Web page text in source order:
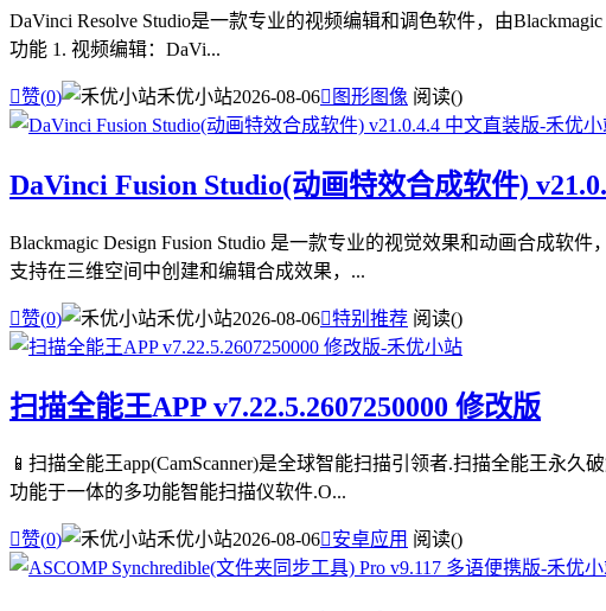
DaVinci Resolve Studio是一款专业的视频编辑和调色软件，由
功能 1. 视频编辑：DaVi...
赞(0) 禾优小站2026-08-06 图形图像 阅读()
DaVinci Fusion Studio(动画特效合成软件)
Blackmagic Design Fusion Studio 是一款专业的视觉效果和动画合成软
支持在三维空间中创建和编辑合成效果，...
赞(0) 禾优小站2026-08-06特别推荐 阅读()
扫描全能王APP v7.22.5.2607250000 修改版
📱扫描全能王app(CamScanner)是全球智能扫描引领者.扫描全能王永
功能于一体的多功能智能扫描仪软件.O...
赞(0) 禾优小站2026-08-06安卓应用 阅读()